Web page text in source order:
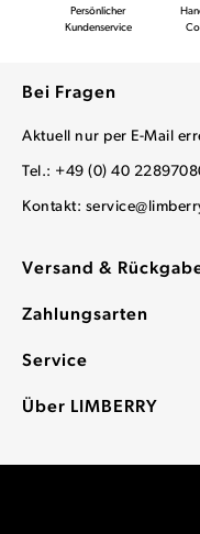
Versand &
Zahlungsarten
Service
Über LIMBERRY
Persönlicher
Kundenservice
Bei Fragen
Aktuell nur per E-Mail
Tel.: +49 (0) 40
Kontakt: